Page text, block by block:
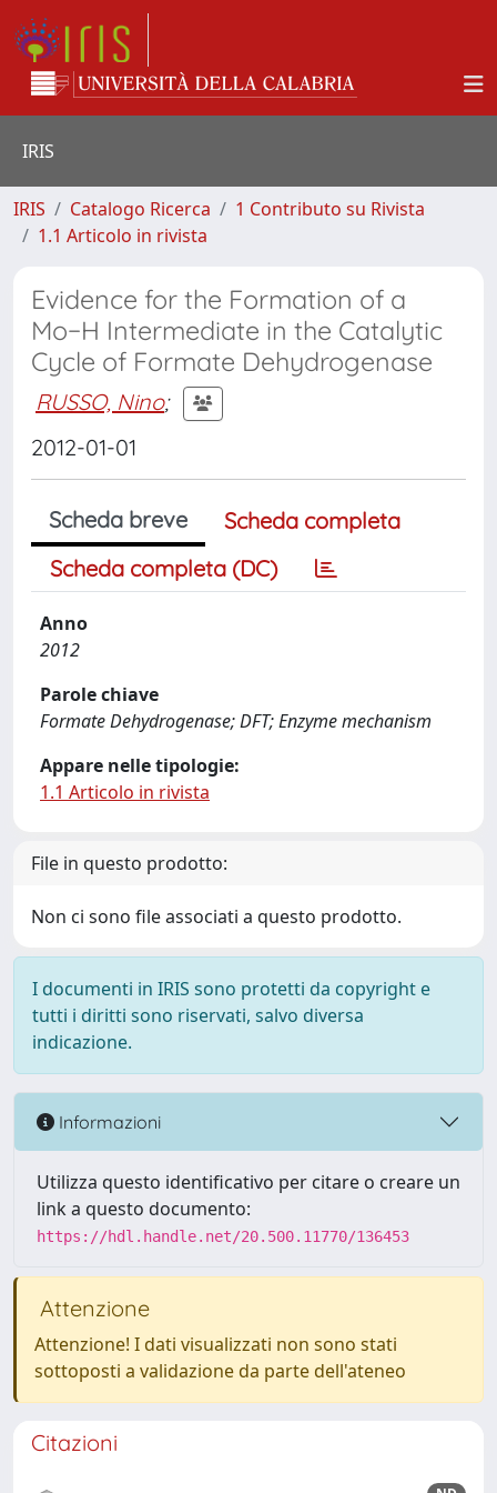
IRIS
IRIS Catalogo Ricerca
1 Contributo su Rivista
1.1 Articolo in rivista
Evidence for the Formation of a
Mo−H Intermediate in the Catalytic
Cycle of Formate Dehydrogenase
RUSSO, Nino;
2012-01-01
Scheda breve
Scheda completa
Scheda completa (DC)
Anno
2012
Parole chiave
Formate Dehydrogenase; DFT; Enzyme mechanism
Appare nelle tipologie:
1.1 Articolo in rivista
File in questo prodotto:
Non ci sono file associati a questo prodotto.
I documenti in IRIS sono protetti da copyright e
tutti i diritti sono riservati, salvo diversa
indicazione.
Informazioni
Utilizza questo identificativo per citare o creare un
link a questo documento:
https://hdl.handle.net/20.500.11770/136453
Attenzione
Attenzione! I dati visualizzati non sono stati
sottoposti a validazione da parte dell'ateneo
Citazioni